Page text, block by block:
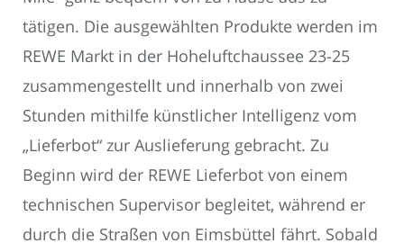
tätigen. Die ausgewählten Produkte werden im
REWE Markt in der Hoheluftchaussee 23-25
zusammengestellt und innerhalb von zwei
Stunden mithilfe künstlicher Intelligenz vom
„Lieferbot“ zur Auslieferung gebracht. Zu
Beginn wird der REWE Lieferbot von einem
technischen Supervisor begleitet, während er
durch die Straßen von Eimsbüttel fährt. Sobald